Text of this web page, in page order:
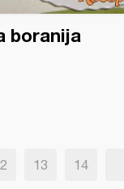
boranija
13 14